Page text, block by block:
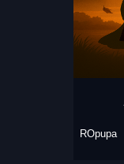
ROpupa